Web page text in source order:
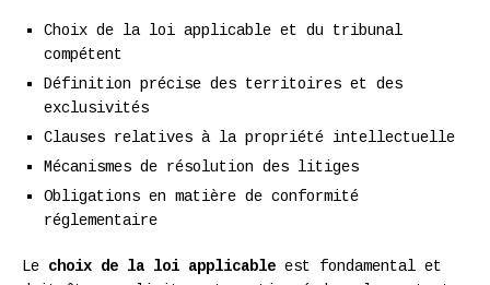
Choix de la loi applicable et du tribunal
compétent
Définition précise des territoires et des
exclusivités
Clauses relatives à la propriété intellectuelle
Mécanismes de résolution des litiges
Obligations en matière de conformité
réglementaire
Le choix de la loi applicable est fondamental et